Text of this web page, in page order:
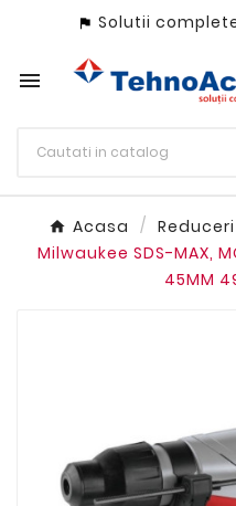
 Solutii

Acasa Reduceri
Milwaukee SDS-MAX,
45MM